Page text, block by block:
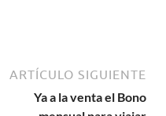
ARTÍCULO SIGUIENTE
Ya a la venta el Bono